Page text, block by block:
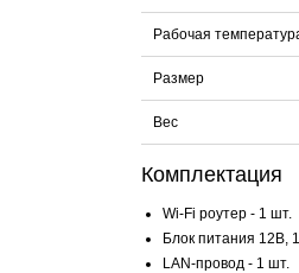
Рабочая
Размер
Вес
Комплектация
Wi-Fi роутер - 1 шт.
Блок питания 12В,
LAN-провод - 1 шт.